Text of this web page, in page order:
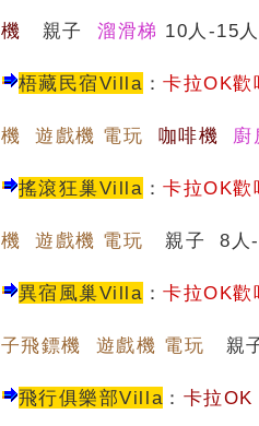
機 親子溜滑梯 10人-15
梧藏民宿Villa ：卡拉OK歡
機 遊戲機 電玩 咖啡機 廚
搖滾狂巢Villa ：卡拉OK
機 遊戲機 電玩 親子 8人-
異宿風巢Villa ：卡拉OK歡
子飛鏢機 遊戲機 電玩 親
飛行俱樂部Villa ： 卡拉OK